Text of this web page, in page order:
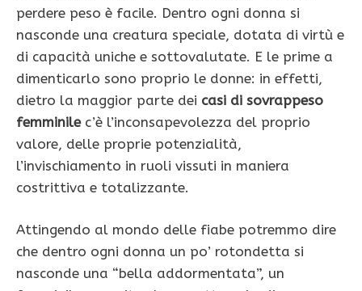
perdere peso è facile. Dentro ogni donna si
nasconde una creatura speciale, dotata di virtù e
di capacità uniche e sottovalutate. E le prime a
dimenticarlo sono proprio le donne: in effetti,
dietro la maggior parte dei casi di sovrappeso
femminilec’è l’inconsapevolezza del proprio
valore, delle proprie potenzialità,
l’invischiamento in ruoli vissuti in maniera
costrittiva e totalizzante.
Attingendo al mondo delle fiabe potremmo dire
che dentro ogni donna un po’ rotondetta si
nasconde una “bella addormenta­ta”, un